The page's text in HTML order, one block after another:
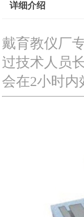
详细介绍
戴育教仪厂
过技术人员
会在2小时